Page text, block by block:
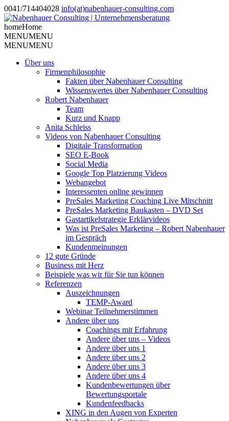
0041/714404028 info(at)nabenhauer-consulting.com
homeHome
MENUMENU
MENUMENU
Über uns
Firmenphilosophie
Fakten über Nabenhauer Consulting
Wissenswertes über Nabenhauer Consulting
Robert Nabenhauer
Team
Kurz und Knapp
Anita Schleiss
Videos von Nabenhauer Consulting
Digitale Transformation
SEO E-Book
Social Media
Google Top Platzierung Videos
Webangebot
Interessenten online gewinnen
PreSales Marketing Coaching Live Mitschnitt
PreSales Marketing Baukasten – DVD Set
Gastartikelstrategie Erklärvideos
Was ist PreSales Marketing – Robert Nabenhauer
im Gespräch
Kundenmeinungen
12 gute Gründe
Business mit Herz
Beispiele was wir für Sie tun können
Referenzen
Auszeichnungen
TEMP-Award
Webinar Teilnehmerstimmen
Andere über uns
Coachings mit Erfahrung
Andere über uns – Videos
Andere über uns 1
Andere über uns 2
Andere über uns 3
Andere über uns 4
Kundenbewertungen über
Bewertungsportale
Kundenfeedbacks
XING in den Augen von Experten